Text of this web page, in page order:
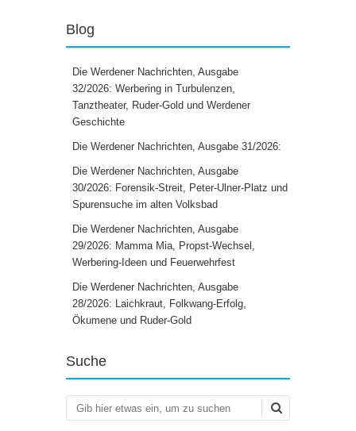
Blog
Die Werdener Nachrichten, Ausgabe
32/2026: Werbering in Turbulenzen,
Tanztheater, Ruder-Gold und Werdener
Geschichte
Die Werdener Nachrichten, Ausgabe 31/2026:
Die Werdener Nachrichten, Ausgabe
30/2026: Forensik-Streit, Peter-Ulner-Platz und
Spurensuche im alten Volksbad
Die Werdener Nachrichten, Ausgabe
29/2026: Mamma Mia, Propst-Wechsel,
Werbering-Ideen und Feuerwehrfest
Die Werdener Nachrichten, Ausgabe
28/2026: Laichkraut, Folkwang-Erfolg,
Ökumene und Ruder-Gold
Suche
Suchen